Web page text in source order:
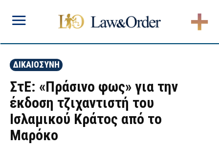
ΔΙΚΑΙΟΣΥΝΗ
ΣτΕ: «Πράσινο φως» για την
έκδοση τζιχαντιστή του
Ισλαμικού Κράτος από το
Μαρόκο